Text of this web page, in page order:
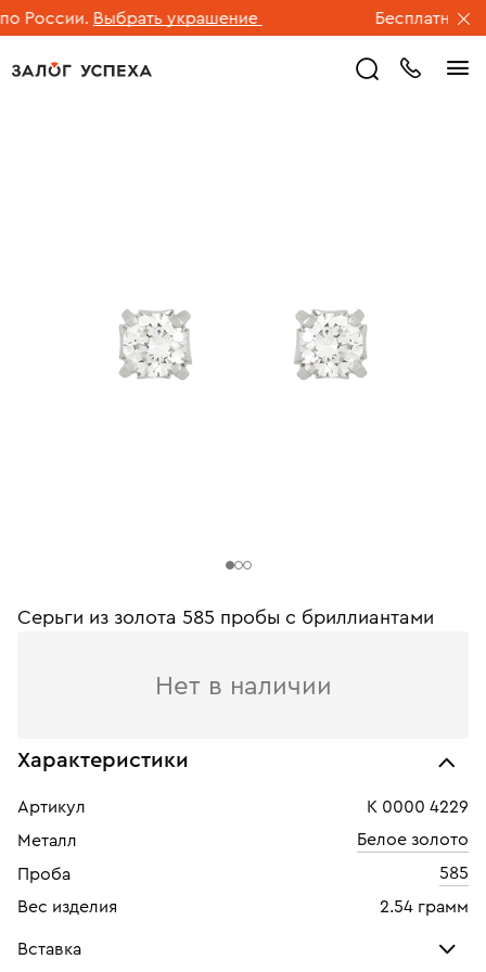
России. Выбрать украшение Бесплатная
Серьги из золота 585 пробы c бриллиантами
Нет в наличии
Характеристики
Артикул
К 0000 4229
Металл
Белое золото
Проба
585
Вес изделия
2.54 грамм
Вставка